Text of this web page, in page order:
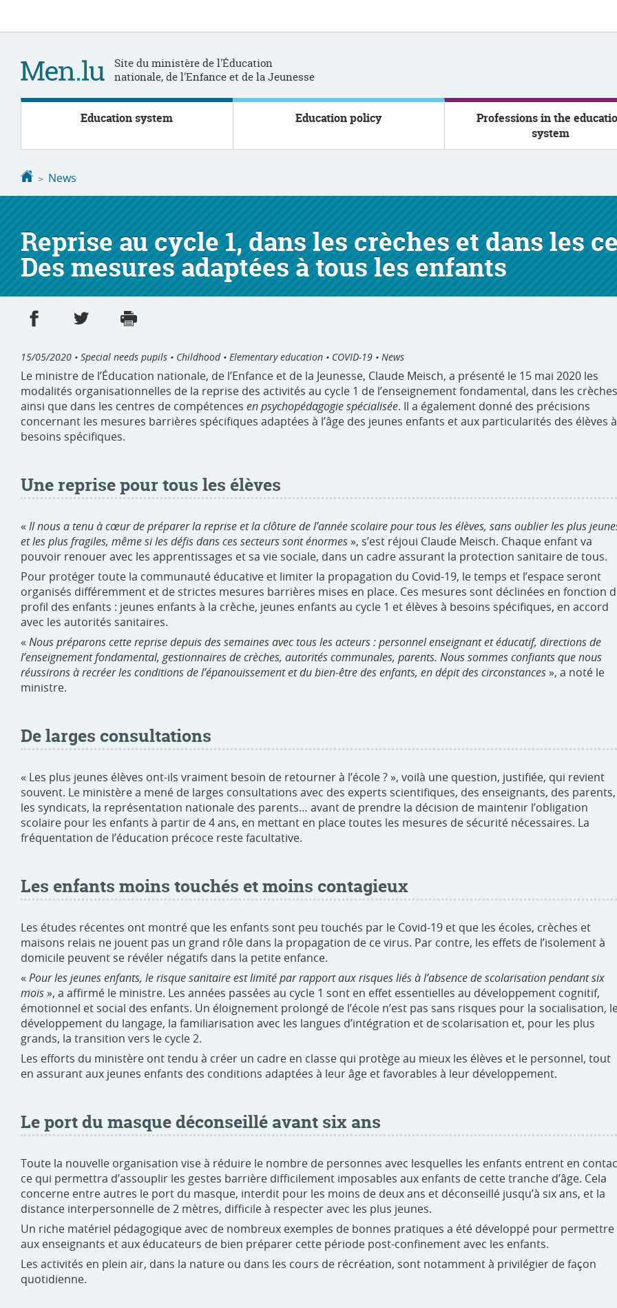
Site du ministère de l'Éducation
nationale, de l'Enfance et de la Jeunesse
Education system Education policy
Professions in the
system
Homepage
News
Reprise au cycle 1, dans les crèches et dans les
Des mesures adaptées à tous les enfants
Share on Facebook
Share on Twitter
15/05/2020 • Special needs pupils • Childhood • Elementary education • COVID-19 • News
Le ministre de l’Éducation nationale, de l’Enfance et de la Jeunesse, Claude Meisch, a présenté le 15 mai 2020 les
modalités organisationnelles de la reprise des activités au cycle 1 de l’enseignement fondamental, dans les crèches
ainsi que dans les centres de compétences en psychopédagogie spécialisée. Il a également donné des précisions
concernant les mesures barrières spécifiques adaptées à l’âge des jeunes enfants et aux particularités des élèves à
besoins spécifiques.
Une reprise pour tous les élèves
« Il nous a tenu à cœur de préparer la reprise et la clôture de l’année scolaire pour tous les élèves, sans oublier les plus
et les plus fragiles, même si les défis dans ces secteurs sont énormes», s’est réjoui Claude Meisch. Chaque enfant va
pouvoir renouer avec les apprentissages et sa vie sociale, dans un cadre assurant la protection sanitaire de tous.
Pour protéger toute la communauté éducative et limiter la propagation du Covid-19, le temps et l’espace seront
organisés différemment et de strictes mesures barrières mises en place. Ces mesures sont déclinées en fonction
profil des enfants : jeunes enfants à la crèche, jeunes enfants au cycle 1 et élèves à besoins spécifiques, en accord
avec les autorités sanitaires.
« Nous préparons cette reprise depuis des semaines avec tous les acteurs : personnel enseignant et éducatif, directions de
l’enseignement fondamental, gestionnaires de crèches, autorités communales, parents. Nous sommes confiants que nous
réussirons à recréer les conditions de l’épanouissement et du bien-être des enfants, en dépit des circonstances», a noté le
ministre.
De larges consultations
« Les plus jeunes élèves ont-ils vraiment besoin de retourner à l’école ? », voilà une question, justifiée, qui revient
souvent. Le ministère a mené de larges consultations avec des experts scientifiques, des enseignants, des parents,
les syndicats, la représentation nationale des parents… avant de prendre la décision de maintenir l’obligation
scolaire pour les enfants à partir de 4 ans, en mettant en place toutes les mesures de sécurité nécessaires. La
fréquentation de l’éducation précoce reste facultative.
Les enfants moins touchés et moins contagieux
Les études récentes ont montré que les enfants sont peu touchés par le Covid-19 et que les écoles, crèches et
maisons relais ne jouent pas un grand rôle dans la propagation de ce virus. Par contre, les effets de l’isolement à
domicile peuvent se révéler négatifs dans la petite enfance.
« Pour les jeunes enfants, le risque sanitaire est limité par rapport aux risques liés à l’absence de scolarisation pendant six
mois», a affirmé le ministre. Les années passées au cycle 1 sont en effet essentielles au développement cognitif,
émotionnel et social des enfants. Un éloignement prolongé de l’école n’est pas sans risques pour la socialisation,
développement du langage, la familiarisation avec les langues d’intégration et de scolarisation et, pour les plus
grands, la transition vers le cycle 2.
Les efforts du ministère ont tendu à créer un cadre en classe qui protège au mieux les élèves et le personnel, tout
en assurant aux jeunes enfants des conditions adaptées à leur âge et favorables à leur développement.
Le port du masque déconseillé avant six ans
Toute la nouvelle organisation vise à réduire le nombre de personnes avec lesquelles les enfants entrent en
ce qui permettra d’assouplir les gestes barrière difficilement imposables aux enfants de cette tranche d’âge. Cela
concerne entre autres le port du masque, interdit pour les moins de deux ans et déconseillé jusqu’à six ans, et la
distance interpersonnelle de 2 mètres, difficile à respecter avec les plus jeunes.
Un riche matériel pédagogique avec de nombreux exemples de bonnes pratiques a été développé pour permettre
aux enseignants et aux éducateurs de bien préparer cette période post-confinement avec les enfants.
Les activités en plein air, dans la nature ou dans les cours de récréation, sont notamment à privilégier de façon
quotidienne.